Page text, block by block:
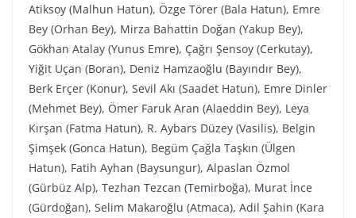
Atiksoy (Malhun Hatun), Özge Törer (Bala Hatun), Emre
Bey (Orhan Bey), Mirza Bahattin Doğan (Yakup Bey),
Gökhan Atalay (Yunus Emre), Çağrı Şensoy (Cerkutay),
Yiğit Uçan (Boran), Deniz Hamzaoğlu (Bayındır Bey),
Berk Erçer (Konur), Sevil Akı (Saadet Hatun), Emre Dinler
(Mehmet Bey), Ömer Faruk Aran (Alaeddin Bey), Leya
Kırşan (Fatma Hatun), R. Aybars Düzey (Vasilis), Belgin
Şimşek (Gonca Hatun), Begüm Çağla Taşkın (Ülgen
Hatun), Fatih Ayhan (Baysungur), Alpaslan Özmol
(Gürbüz Alp), Tezhan Tezcan (Temirboğa), Murat İnce
(Gürdoğan), Selim Makaroğlu (Atmaca), Adil Şahin (Kara